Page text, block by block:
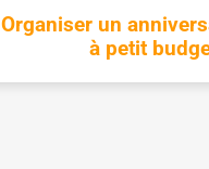
Organiser un
à petit